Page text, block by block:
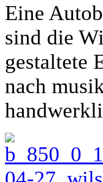
Eine
sind die
gestaltete
nach